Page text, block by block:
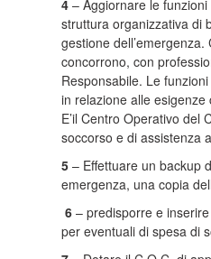
4 – Aggiornare le
struttura organizzativa di
gestione
concorrono, con
Responsabile. Le
in relazione alle
E’il Centro Operativo
soccorso e di assistenza
5 – Effettuare un backup
emergenza, una copia
6 – predisporre e
per eventuali di spesa di